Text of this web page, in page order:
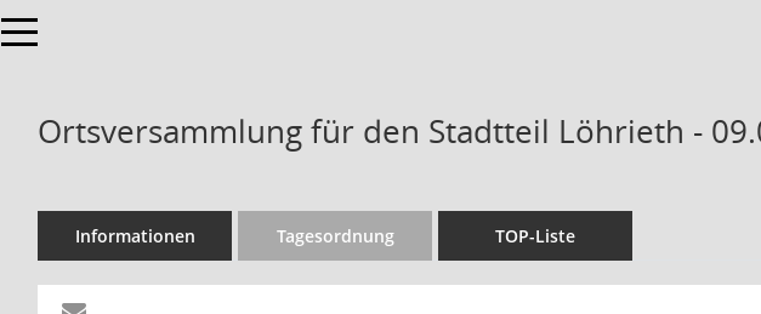
Toggle navigation
Ortsversammlung für den Stadtteil Löhrieth -
Informationen Tagesordnung TOP-Liste